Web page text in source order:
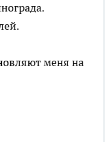
меня на